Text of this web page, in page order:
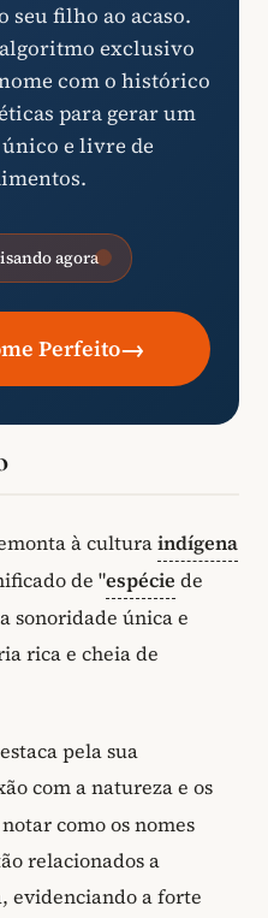
seu filho ao acaso.
exclusivo
com o histórico
para gerar um
e livre de
agora
Perfeito→
à culturaindígena
de "espécie de
sonoridade única e
rica e cheia de
pela sua
com a natureza e os
como os nomes
relacionados a
evidenciando a forte